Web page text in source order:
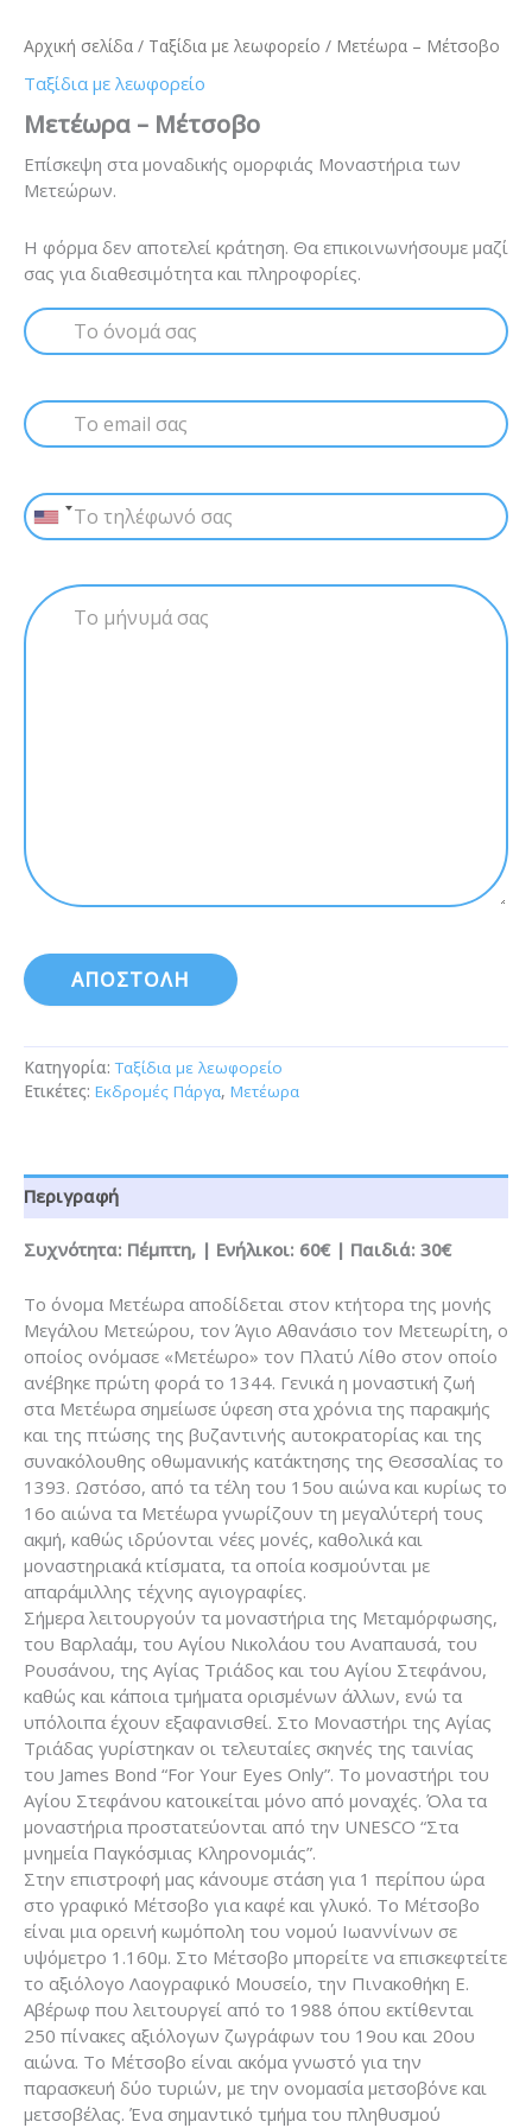
Αρχική σελίδα / Ταξίδια με λεωφορείο / Μετέωρα – Μέτσοβο
Ταξίδια με λεωφορείο
Μετέωρα – Μέτσοβο
Επίσκεψη στα μοναδικής ομορφιάς Μοναστήρια των
Μετεώρων.
Η φόρμα δεν αποτελεί κράτηση. Θα επικοινωνήσουμε μαζί
σας για διαθεσιμότητα και πληροφορίες.
Κατηγορία:Ταξίδια με λεωφορείο
Ετικέτες: Εκδρομές Πάργα, Μετέωρα
Περιγραφή
Συχνότητα: Πέμπτη, | Ενήλικοι: 60€ | Παιδιά: 30€
Το όνομα Μετέωρα αποδίδεται στον κτήτορα της μονής
Μεγάλου Μετεώρου, τον Άγιο Αθανάσιο τον Μετεωρίτη, ο
οποίος ονόμασε «Μετέωρο» τον Πλατύ Λίθο στον οποίο
ανέβηκε πρώτη φορά το 1344. Γενικά η μοναστική ζωή
στα Μετέωρα σημείωσε ύφεση στα χρόνια της παρακμής
και της πτώσης της βυζαντινής αυτοκρατορίας και της
συνακόλουθης οθωμανικής κατάκτησης της Θεσσαλίας το
1393. Ωστόσο, από τα τέλη του 15ου αιώνα και κυρίως το
16ο αιώνα τα Μετέωρα γνωρίζουν τη μεγαλύτερή τους
ακμή, καθώς ιδρύονται νέες μονές, καθολικά και
μοναστηριακά κτίσματα, τα οποία κοσμούνται με
απαράμιλλης τέχνης αγιογραφίες.
Σήμερα λειτουργούν τα μοναστήρια της Μεταμόρφωσης,
του Βαρλαάμ, του Αγίου Νικολάου του Αναπαυσά, του
Ρουσάνου, της Αγίας Τριάδος και του Αγίου Στεφάνου,
καθώς και κάποια τμήματα ορισμένων άλλων, ενώ τα
υπόλοιπα έχουν εξαφανισθεί. Στο Μοναστήρι της Αγίας
Τριάδας γυρίστηκαν οι τελευταίες σκηνές της ταινίας
του James Bond “For Your Eyes Only”. Το μοναστήρι του
Αγίου Στεφάνου κατοικείται μόνο από μοναχές. Όλα τα
μοναστήρια προστατεύονται από την UNESCO “Στα
μνημεία Παγκόσμιας Κληρονομιάς”.
Στην επιστροφή μας κάνουμε στάση για 1 περίπου ώρα
στο γραφικό Μέτσοβο για καφέ και γλυκό. Το Μέτσοβο
είναι μια ορεινή κωμόπολη του νομού Ιωαννίνων σε
υψόμετρο 1.160μ. Στο Μέτσοβο μπορείτε να επισκεφτείτε
το αξιόλογο Λαογραφικό Μουσείο, την Πινακοθήκη Ε.
Αβέρωφ που λειτουργεί από το 1988 όπου εκτίθενται
250 πίνακες αξιόλογων ζωγράφων του 19ου και 20ου
αιώνα. Το Μέτσοβο είναι ακόμα γνωστό για την
παρασκευή δύο τυριών, με την ονομασία μετσοβόνε και
μετσοβέλας. Ένα σημαντικό τμήμα του πληθυσμού